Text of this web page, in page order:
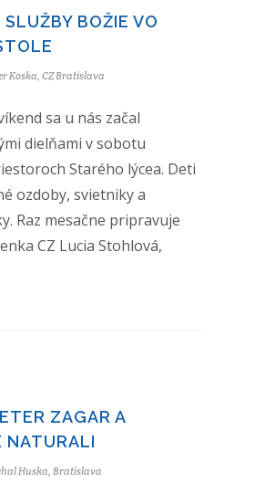
BOŽIE VO
Koska, CZ Bratislava
sa u nás začal
dielňami v sobotu
Starého lýcea. Deti
ozdoby, svietniky a
Raz mesačne pripravuje
CZ Lucia Stohlová,
ZAGAR A
NATURALI
Huska, Bratislava